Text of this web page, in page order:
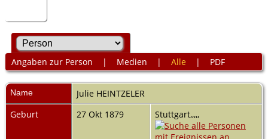
Angaben zur Person | Medien | Alle | PDF
Name Julie HEINTZELER
Geburt
27 Okt 1879 Stuttgart,,,,,